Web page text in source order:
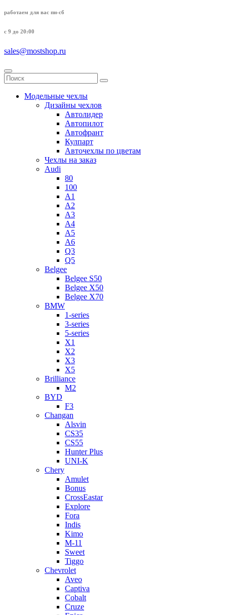
работаем для вас пн-сб
с 9 до 20:00
sales@mostshop.ru
Модельные чехлы
Дизайны чехлов
Автолидер
Автопилот
Автофрант
Кулпарт
Авточехлы по цветам
Чехлы на заказ
Audi
80
100
A1
A2
A3
A4
A5
A6
Q3
Q5
Belgee
Belgee S50
Belgee X50
Belgee X70
BMW
1-series
3-series
5-series
X1
X2
X3
X5
Brilliance
M2
BYD
F3
Changan
Alsvin
CS35
CS55
Hunter Plus
UNI-K
Chery
Amulet
Bonus
CrossEastar
Explore
Fora
Indis
Kimo
M-11
Sweet
Tiggo
Chevrolet
Aveo
Captiva
Cobalt
Cruze